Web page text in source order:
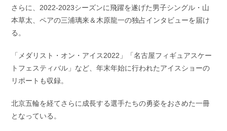
さらに、2022-2023シーズンに飛躍を遂げた男子シングル・山
本草太、ペアの三浦璃来＆木原龍一の独占インタビューを届け
る。
「メダリスト・オン・アイス2022」「名古屋フィギュアスケー
トフェスティバル」など、年末年始に行われたアイスショーの
リポートも収録。
北京五輪を経てさらに成長する選手たちの勇姿をおさめた一冊
となっている。